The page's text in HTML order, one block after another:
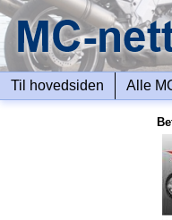
Til hovedsiden Alle